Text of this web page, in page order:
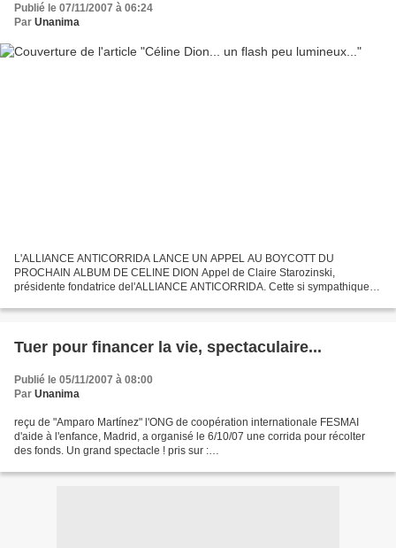
Publié le 07/11/2007 à 06:24
Par Unanima
L'ALLIANCE ANTICORRIDA LANCE UN APPEL AU BOYCOTT DU
PROCHAIN ALBUM DE CELINE DION Appel de Claire Starozinski,
présidente fondatrice del'ALLIANCE ANTICORRIDA. Cette si sympathique
Tuer pour financer la vie, spectaculaire...
Publié le 05/11/2007 à 08:00
Par Unanima
reçu de "Amparo Martínez" l'ONG de coopération internationale FESMAI
d'aide à l'enfance, Madrid, a organisé le 6/10/07 une corrida pour récolter
des fonds. Un grand spectacle ! pris sur :
beneficio-fesmai.html...